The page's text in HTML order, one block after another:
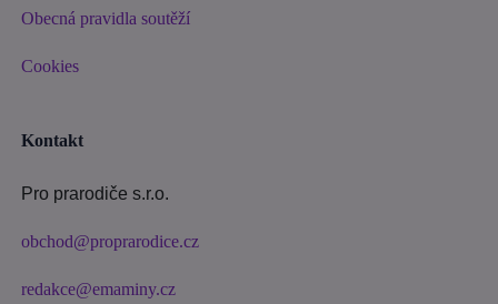
Obecná pravidla soutěží
Cookies
Kontakt
Pro prarodiče s.r.o.
obchod@proprarodice.cz
redakce@emaminy.cz